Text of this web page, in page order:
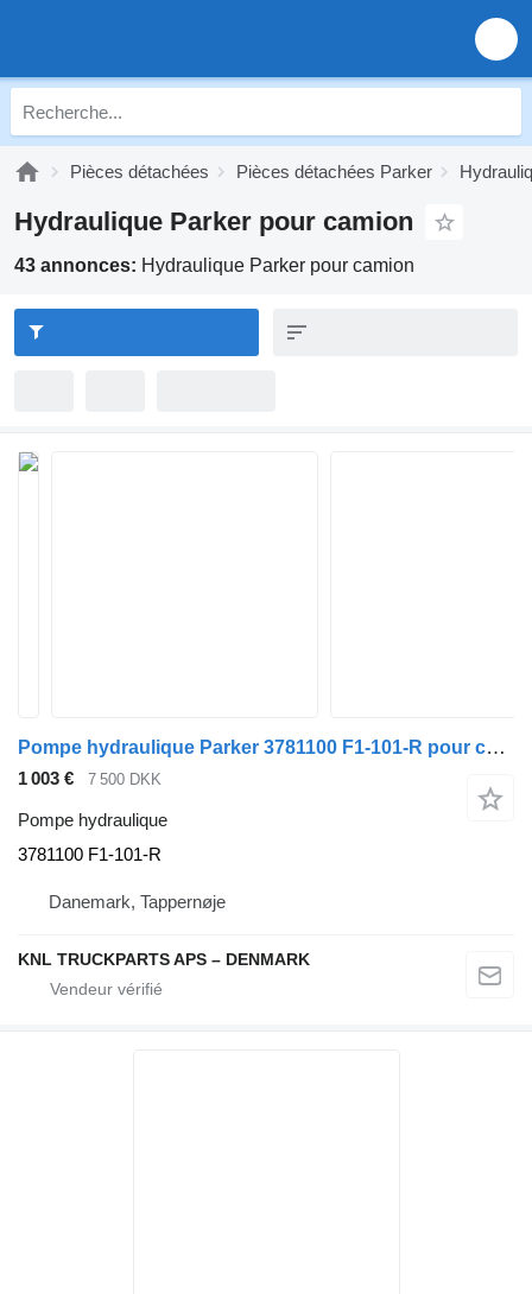
Pièces détachées Pièces détachées Parker
Hydraulique Parker pour camion
43 annonces: Hydraulique Parker pour camion
Pompe hydraulique Parker 3781100 F1-101-R pour camion
1 003 € 7 500 DKK
Pompe hydraulique
3781100 F1-101-R
Danemark, Tappernøje
KNL TRUCKPARTS APS – DENMARK